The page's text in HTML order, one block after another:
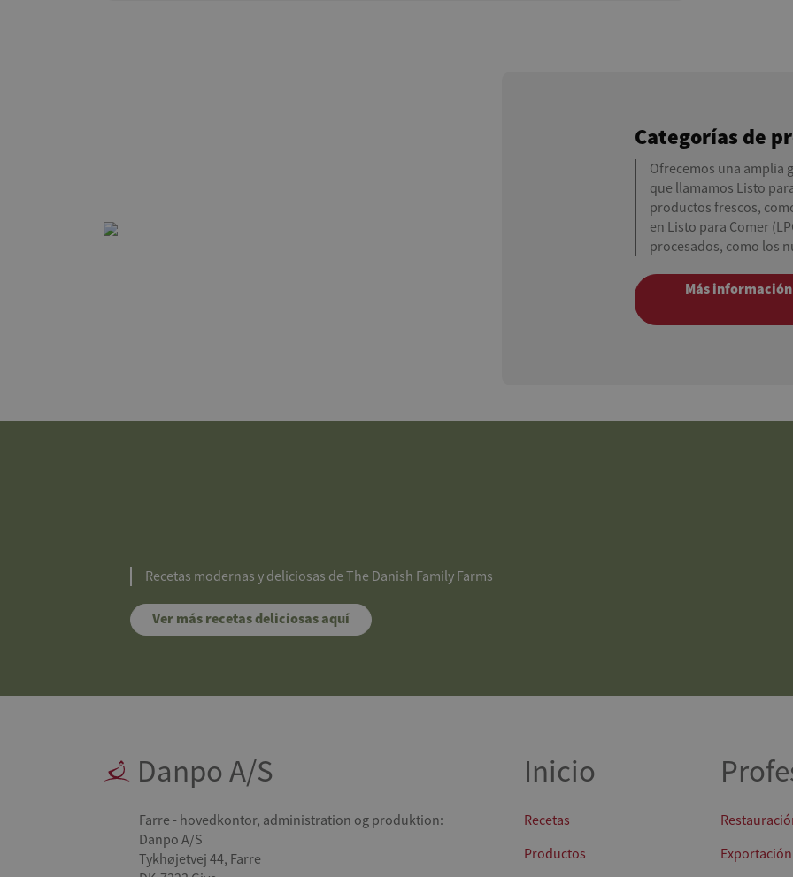
Categorías de
Ofrecemos una amplia
que llamamos Listo
productos frescos,
en Listo para Comer
procesados, como los
Más
Recetas modernas y deliciosas de The Danish Family Farms
Ver más recetas deliciosas aquí
Danpo A/S
Farre - hovedkontor, administration og produktion:
Danpo A/S
Tykhøjetvej 44, Farre
Inicio
Recetas
Productos
Exportación